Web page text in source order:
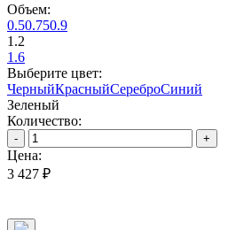
Объем:
0.50.750.9
1.2
1.6
Выберите цвет:
ЧерныйКрасныйСереброСиний
Зеленый
Количество:
- +
Цена:
3 427 ₽